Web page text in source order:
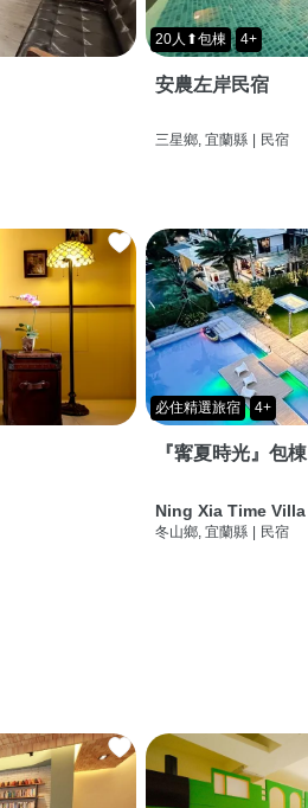
20人⬆包棟 4+
安農左岸民宿
三星鄉, 宜蘭縣 | 民宿
必住精選旅宿 4+
『寗夏時光』包棟
Ning Xia Time Villa
冬山鄉, 宜蘭縣 | 民宿